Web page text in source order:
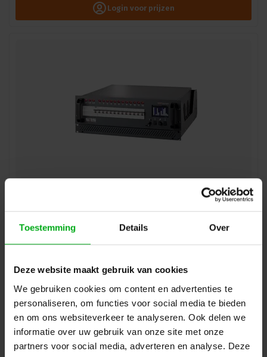
Toestemming Details Over
Deze website maakt gebruik van cookies
We gebruiken cookies om content en advertenties te
personaliseren, om functies voor social media te bieden
en om ons websiteverkeer te analyseren. Ook delen we
informatie over uw gebruik van onze site met onze
partners voor social media, adverteren en analyse. Deze
Login voor prijzen
SRS Lighting | NDP30-RCK2 | Installatie dimmer 3-
SRS Lighting* |948042